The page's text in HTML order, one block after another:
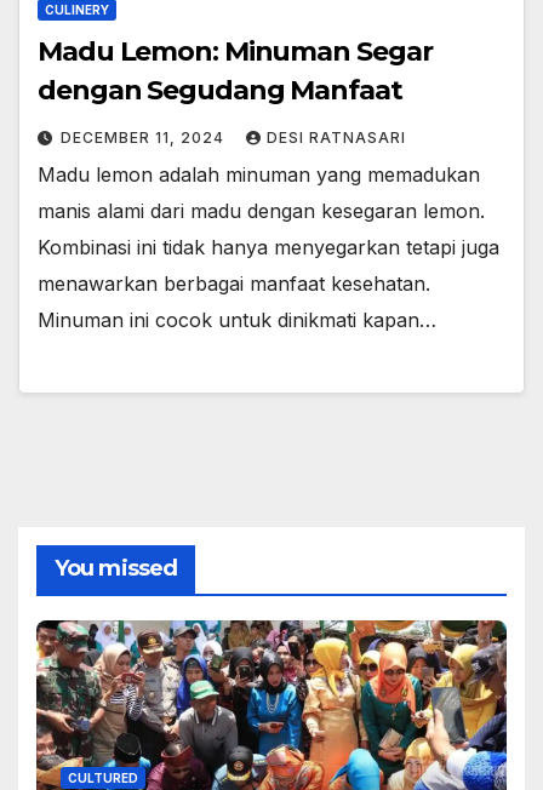
CULINERY
Madu Lemon: Minuman Segar
dengan Segudang Manfaat
DECEMBER 11, 2024 DESI RATNASARI
Madu lemon adalah minuman yang memadukan
manis alami dari madu dengan kesegaran lemon.
Kombinasi ini tidak hanya menyegarkan tetapi juga
menawarkan berbagai manfaat kesehatan.
Minuman ini cocok untuk dinikmati kapan…
You missed
CULTURED